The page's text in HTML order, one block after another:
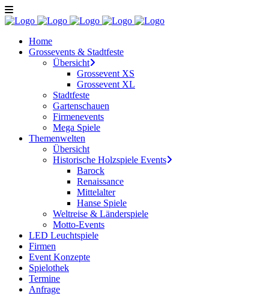
Home
Grossevents & Stadtfeste
Übersicht
Grossevent XS
Grossevent XL
Stadtfeste
Gartenschauen
Firmenevents
Mega Spiele
Themenwelten
Übersicht
Historische Holzspiele Events
Barock
Renaissance
Mittelalter
Hanse Spiele
Weltreise & Länderspiele
Motto-Events
LED Leuchtspiele
Firmen
Event Konzepte
Spielothek
Termine
Anfrage